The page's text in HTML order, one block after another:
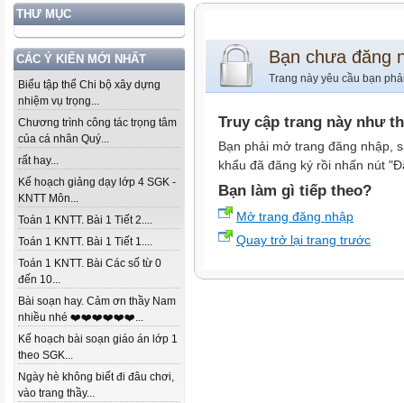
THƯ MỤC
CÁC Ý KIẾN MỚI NHẤT
Biểu tập thể Chi bộ xây dựng
nhiệm vụ trọng...
Chương trình công tác trọng tâm
của cá nhân Quý...
rất hay...
Kế hoạch giảng dạy lớp 4 SGK -
KNTT Môn...
Toán 1 KNTT. Bài 1 Tiết 2....
Toán 1 KNTT. Bài 1 Tiết 1....
Toán 1 KNTT. Bài Các số từ 0
đến 10...
Bài soạn hay. Cảm ơn thầy Nam
nhiều nhé ❤️❤️❤️❤️❤️❤️...
Kế hoạch bài soạn giáo án lớp 1
theo SGK...
Ngày hè không biết đi đâu chơi,
vào trang thầy...
Bạn chưa đăng
Trang này yêu cầu bạn
Truy cập trang này như
Bạn phải mở trang đăng nhập,
khẩu đã đăng ký rồi nhấn nút
Bạn làm gì tiếp theo?
Mở trang đăng nhập
Quay trở lại trang trước